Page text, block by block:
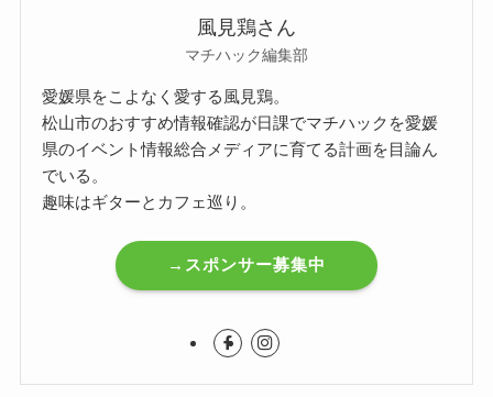
風見鶏さん
マチハック編集部
愛媛県をこよなく愛する風見鶏。
松山市のおすすめ情報確認が日課でマチハックを愛媛
県のイベント情報総合メディアに育てる計画を目論ん
でいる。
趣味はギターとカフェ巡り。
→スポンサー募集中